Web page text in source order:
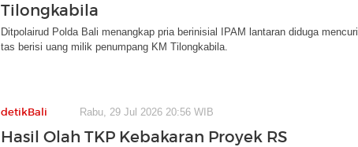
Tilongkabila
Ditpolairud Polda Bali menangkap pria berinisial IPAM lantaran diduga mencuri
tas berisi uang milik penumpang KM Tilongkabila.
detikBali Rabu, 29 Jul 2026 20:56 WIB
Hasil Olah TKP Kebakaran Proyek RS